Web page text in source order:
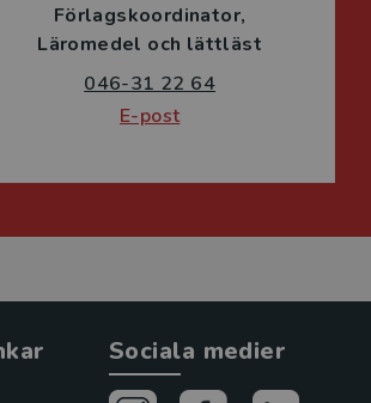
Förlagskoordinator
Läromedel och lättläst
046-31 22 64
E-post
Sociala medier